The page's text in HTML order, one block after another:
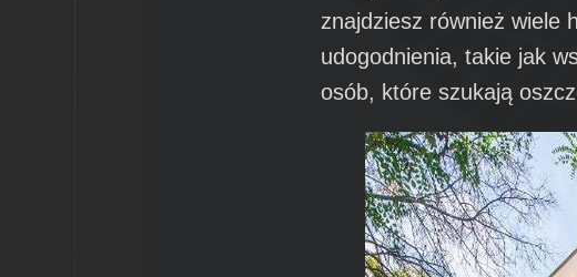
znajdziesz również wiele
udogodnienia, takie jak
osób, które szukają